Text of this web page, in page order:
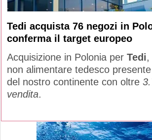
Tedi acquista 76 negozi in
conferma il target europeo
Acquisizione in Polonia per Tedi,
non alimentare tedesco
del nostro continente con oltre
vendita.